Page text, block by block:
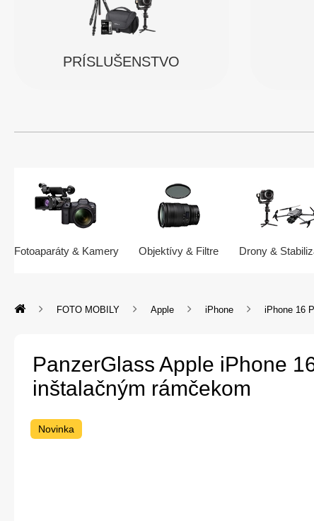
PRÍSLUŠENSTVO
Fotoaparáty & Kamery Objektívy & Filtre Drony &
FOTO MOBILY Apple iPhone iPhone 16
PanzerGlass Apple iPhone
inštalačným rámčekom
Novinka